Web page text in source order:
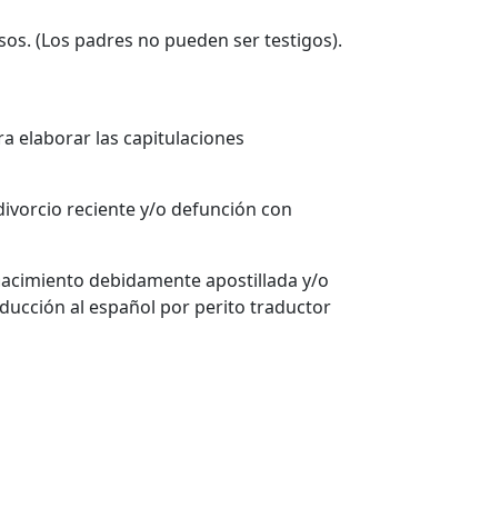
(Los padres no pueden ser testigos).
elaborar las capitulaciones
reciente y/o defunción con
debidamente apostillada y/o
al español por perito traductor